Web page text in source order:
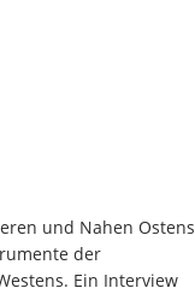
und Nahen Ostens
der
Ein Interview